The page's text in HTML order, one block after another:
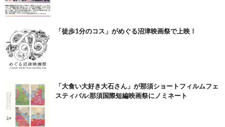
「徒歩1分のコス」がめぐる沼津映画祭で上映！
「大食い大好き大石さん」が那須ショートフィルムフェ
スティバル:那須国際短編映画祭にノミネート